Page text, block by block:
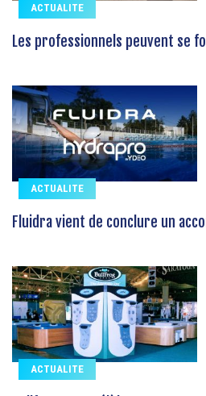
ACTUALITE
Les professionnels peuvent se
ACTUALITE
Fluidra vient de conclure un
ACTUALITE